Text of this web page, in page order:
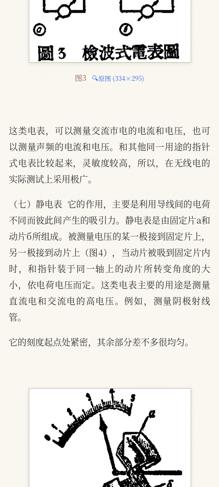
图3 🔍原图 (334×295)
这类电表，可以测量交流市电的电流和电压，也可
以测量声频的电流和电压。和其他同一用途的指针
式电表比较起来，灵敏度较高，所以，在无线电的
实际测试上采用极广。
（七）静电表  它的作用，主要是利用导线间的电荷
不同而彼此间产生的吸引力。静电表是由固定片a和
动片б所组成。被测量电压的某一极接到固定片上，
另一极接到动片上（图4），当动片被吸到固定片内
时，和指针装于同一轴上的动片所转变角度的大
小，依电荷电压而定。这类电表主要的用途是测量
直流电和交流电的高电压。例如，测量阴极射线
管。
它的刻度起点处紧密，其余部分差不多很均匀。